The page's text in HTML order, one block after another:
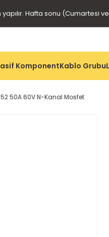
Hafta sonu (Cumartesi
KomponentKablo Grubu
50A 60V N-Kanal Mosfet